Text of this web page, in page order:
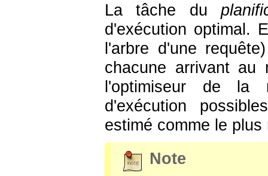
La tâche du
d'exécution optimal.
l'arbre d'une
chacune arrivant au
l'optimiseur de la
d'exécution
estimé comme le plus
Note